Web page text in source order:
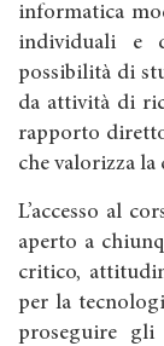
informatica
individuali e
possibilità di
da attività di
rapporto
che valorizza la
L’accesso al
aperto a
critico,
per la
proseguire